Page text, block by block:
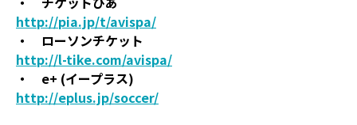
http://pia.jp/t/avispa/
・ ローソンチケット
http://l-tike.com/avispa/
・ e+ (イープラス)
http://eplus.jp/soccer/